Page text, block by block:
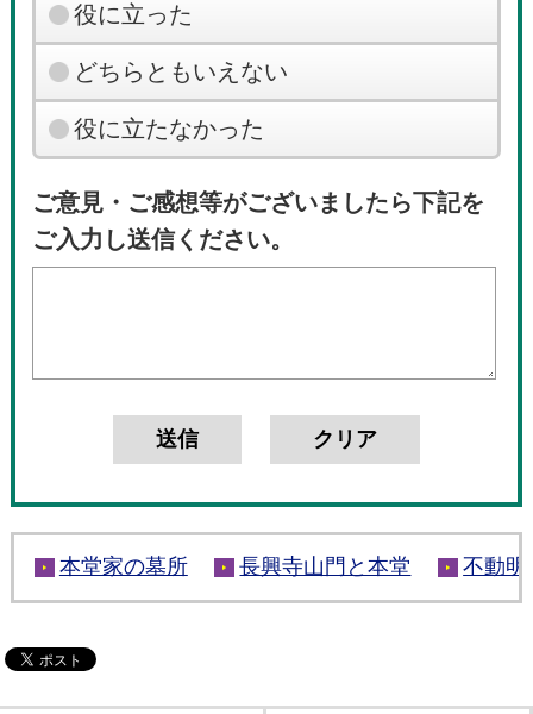
役に立った
どちらともいえない
役に立たなかった
ご意見・ご感想等がございましたら下記を
ご入力し送信ください。
本堂家の墓所 長興寺山門と本堂 不動明